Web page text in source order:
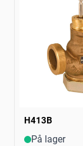
H413B
På lager